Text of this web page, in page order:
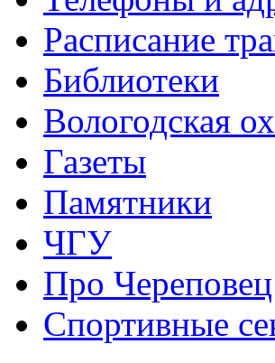
Расписание
Библиотеки
Вологодская
Газеты
Памятники
ЧГУ
Про Череповец
Спортивные